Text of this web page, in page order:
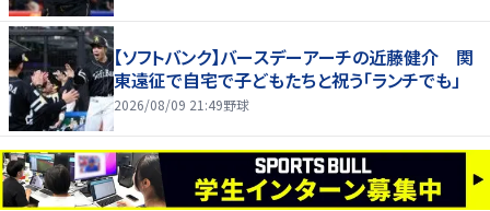
【ソフトバンク】バースデーアーチの近藤健介 関
東遠征で自宅で子どもたちと祝う「ランチでも」
2026/08/09 21:49野球